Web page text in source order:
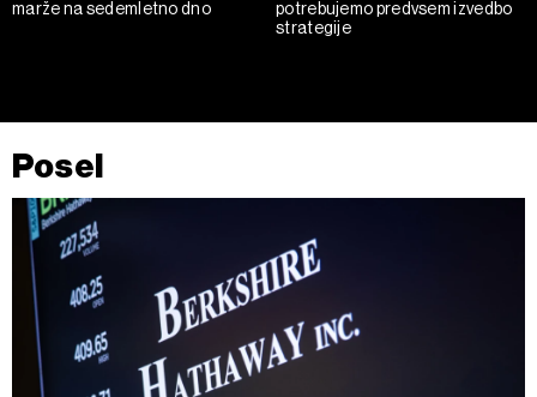
marže na sedemletno dno
potrebujemo predvsem izvedbo
strategije
Posel